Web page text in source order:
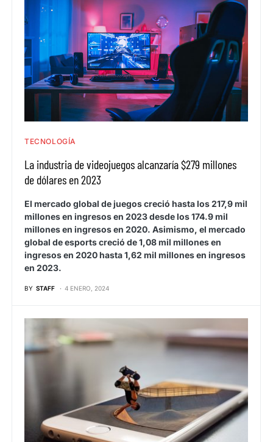
TECNOLOGÍA
La industria de videojuegos alcanzaría $279 millones
de dólares en 2023
El mercado global de juegos creció hasta los 217,9 mil
millones en ingresos en 2023 desde los 174.9 mil
millones en ingresos en 2020. Asimismo, el mercado
global de esports creció de 1,08 mil millones en
ingresos en 2020 hasta 1,62 mil millones en ingresos
en 2023.
BY STAFF 4 ENERO, 2024